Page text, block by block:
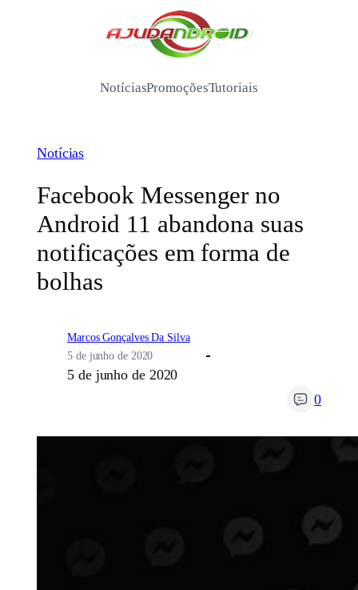
/
NotíciasPromoçõesTutoriais
Notícias
Facebook Messenger no
Android 11 abandona suas
notificações em forma de
bolhas
Marcos Gonçalves Da Silva
5 de junho de 2020
5 de junho de 2020
0